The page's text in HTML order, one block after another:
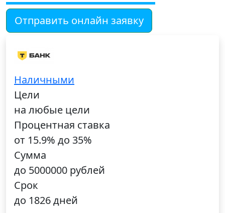
Отправить онлайн заявку
Наличными
Цели
на любые цели
Процентная ставка
от 15.9% до 35%
Сумма
до 5000000 рублей
Срок
до 1826 дней